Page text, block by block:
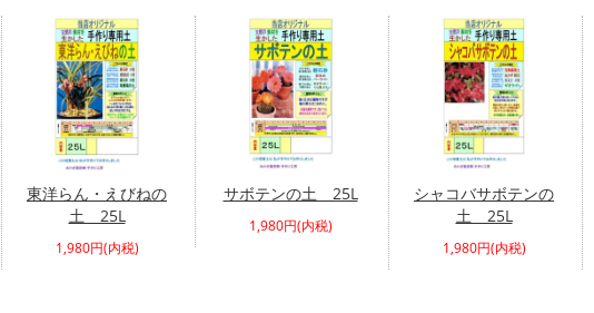
東洋らん・えびねの
土 25L
1,980円(内税)
サボテンの土 25L
1,980円(内税)
シャコバサボテンの
土 25L
1,980円(内税)